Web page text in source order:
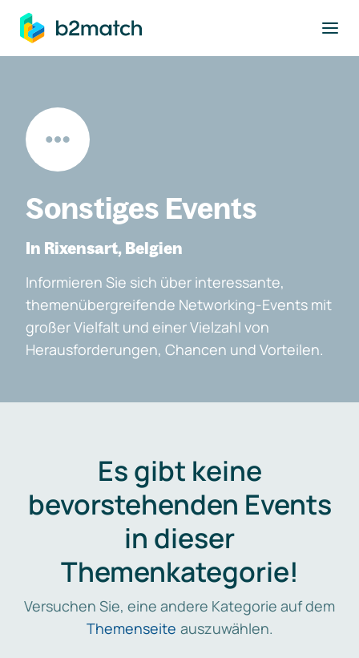
springen
Sonstiges Events
In Rixensart, Belgien
Informieren Sie sich über interessante,
themenübergreifende Networking-Events mit
großer Vielfalt und einer Vielzahl von
Herausforderungen, Chancen und Vorteilen.
Es gibt keine
bevorstehenden Events
in dieser
Themenkategorie!
Versuchen Sie, eine andere Kategorie auf dem
Themenseite auszuwählen.